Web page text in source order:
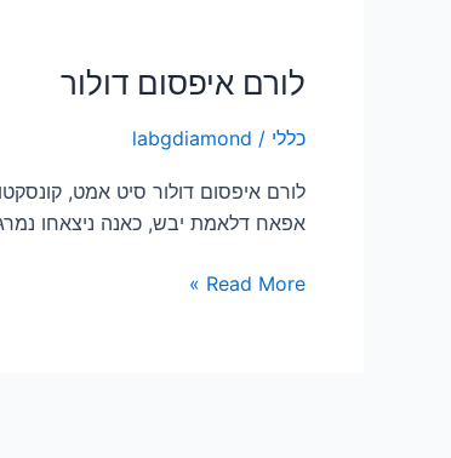
לורם איפסום דולור
כללי /
labgdiamond
לורם איפסום דולור סיט אמט,
אפאח דלאמת יבש, כאנה ניצאחו
דולור
Read More »